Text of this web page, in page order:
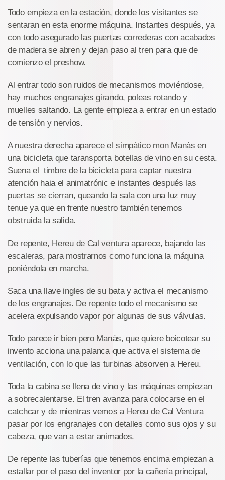
Todo empieza en la estación, donde los visitantes se
sentaran en esta enorme máquina. Instantes después, ya
con todo asegurado las puertas correderas con acabados
de madera se abren y dejan paso al tren para que de
comienzo el preshow.
Al entrar todo son ruidos de mecanismos moviéndose,
hay muchos engranajes girando, poleas rotando y
muelles saltando. La gente empieza a entrar en un estado
de tensión y nervios.
A nuestra derecha aparece el simpático mon Manàs en
una bicicleta que taransporta botellas de vino en su cesta.
Suena el timbre de la bicicleta para captar nuestra
atención haia el animatrónic e instantes después las
puertas se cierran, queando la sala con una luz muy
tenue ya que en frente nuestro también tenemos
obstruída la salida.
De repente, Hereu de Cal ventura aparece, bajando las
escaleras, para mostrarnos como funciona la máquina
poniéndola en marcha.
Saca una llave ingles de su bata y activa el mecanismo
de los engranajes. De repente todo el mecanismo se
acelera expulsando vapor por algunas de sus válvulas.
Todo parece ir bien pero Manàs, que quiere boicotear su
invento acciona una palanca que activa el sistema de
ventilación, con lo que las turbinas absorven a Hereu.
Toda la cabina se llena de vino y las máquinas empiezan
a sobrecalentarse. El tren avanza para colocarse en el
catchcar y de mientras vemos a Hereu de Cal Ventura
pasar por los engranajes con detalles como sus ojos y su
cabeza, que van a estar animados.
De repente las tuberías que tenemos encima empiezan a
estallar por el paso del inventor por la cañería principal,